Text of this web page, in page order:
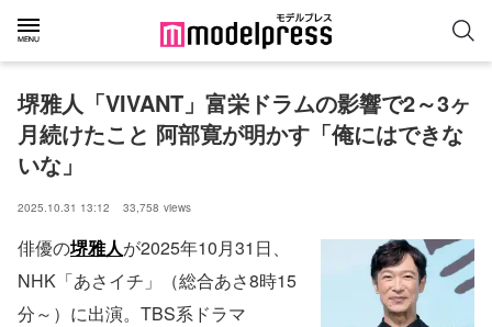
堺雅人「VIVANT」富栄ドラムの影響で2～3ヶ
月続けたこと 阿部寛が明かす「俺にはできな
いな」
2025.10.31 13:12 33,758 views
俳優の堺雅人が2025年10月31日、
NHK「あさイチ」（総合あさ8時15
分～）に出演。TBS系ドラマ